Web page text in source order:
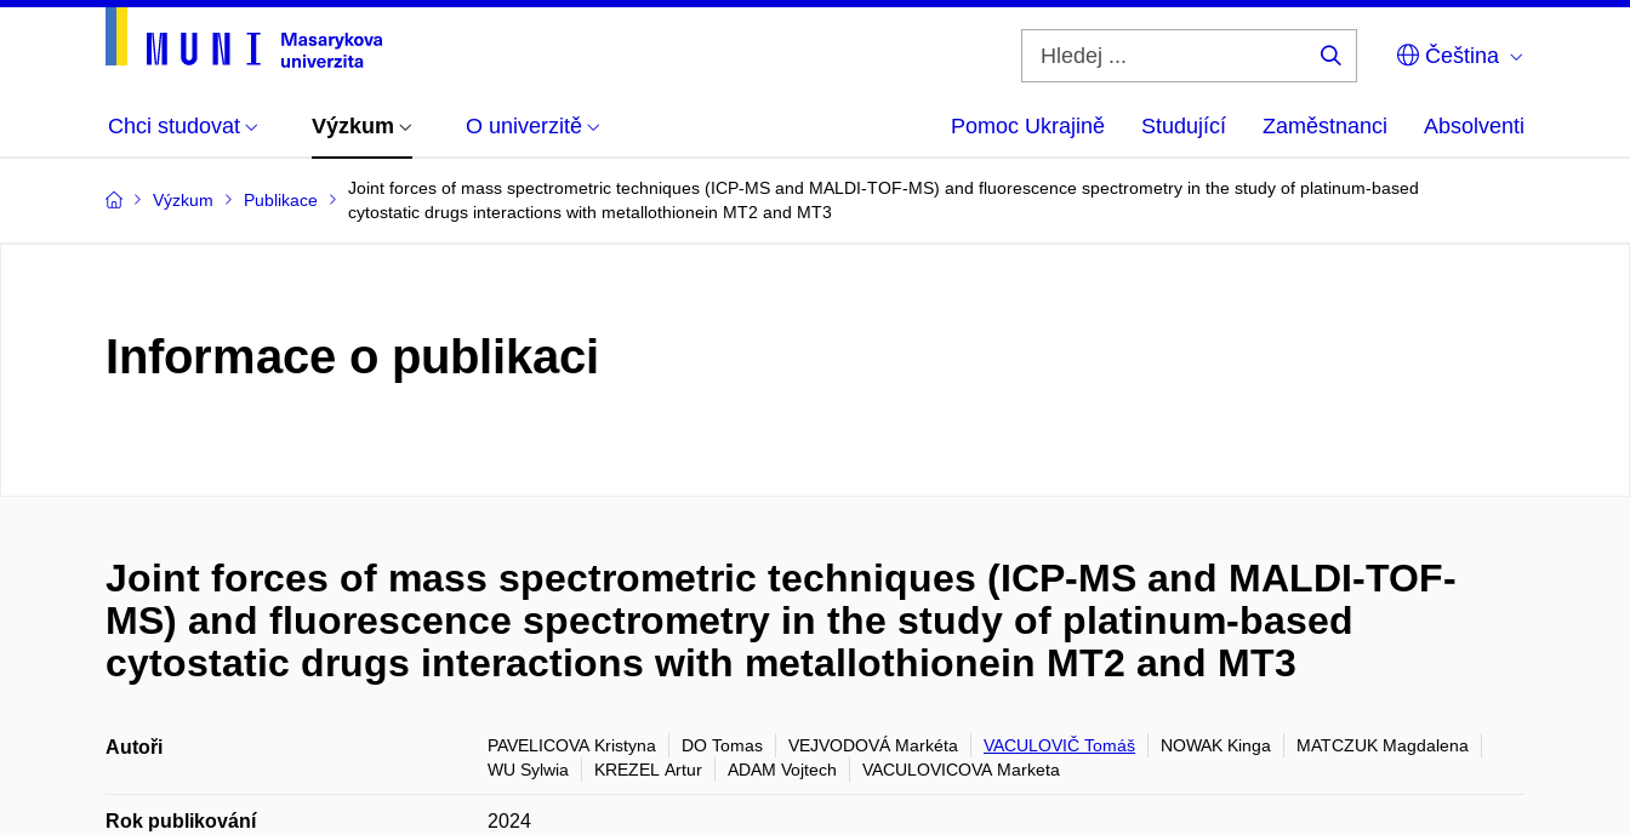
Čeština
Chci studovat Výzkum O univerzitě Pomoc Ukrajině Studující Zaměstnanci Absolventi
Výzkum Publikace
Joint forces of mass spectrometric techniques (ICP-MS and MALDI-TOF-MS) and fluorescence spectrometry in the study of platinum-based
cytostatic drugs interactions with metallothionein MT2 and MT3
Informace o publikaci
Joint forces of mass spectrometric techniques (ICP-MS and MALDI-TOF-
MS) and fluorescence spectrometry in the study of platinum-based
cytostatic drugs interactions with metallothionein MT2 and MT3
Autoři PAVELICOVA Kristyna DO Tomas VEJVODOVÁ Markéta VACULOVIČ Tomáš NOWAK Kinga
MATCZUK Magdalena
WU Sylwia
KREZEL Artur ADAM Vojtech VACULOVICOVA Marketa
Rok publikování 2024